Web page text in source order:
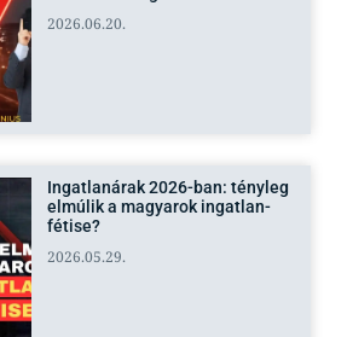
2026.06.20.
Ingatlanárak 2026-ban: tényleg
elmúlik a magyarok ingatlan-
fétise?
2026.05.29.